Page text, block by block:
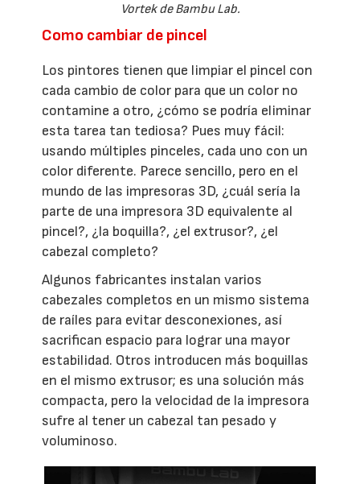
Vortek de Bambu Lab.
Como cambiar de pincel
Los pintores tienen que limpiar el pincel con
cada cambio de color para que un color no
contamine a otro, ¿cómo se podría eliminar
esta tarea tan tediosa? Pues muy fácil:
usando múltiples pinceles, cada uno con un
color diferente. Parece sencillo, pero en el
mundo de las impresoras 3D, ¿cuál sería la
parte de una impresora 3D equivalente al
pincel?, ¿la boquilla?, ¿el extrusor?, ¿el
cabezal completo?
Algunos fabricantes instalan varios
cabezales completos en un mismo sistema
de raíles para evitar desconexiones, así
sacrifican espacio para lograr una mayor
estabilidad. Otros introducen más boquillas
en el mismo extrusor; es una solución más
compacta, pero la velocidad de la impresora
sufre al tener un cabezal tan pesado y
voluminoso.